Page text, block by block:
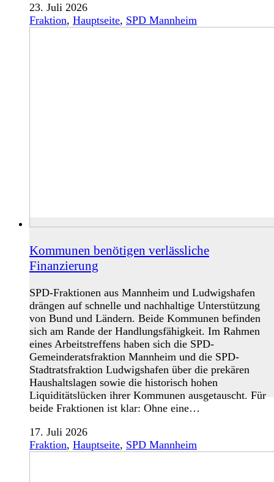
23. Juli 2026
Fraktion, Hauptseite, SPD Mannheim
Kommunen benötigen verlässliche
Finanzierung
SPD-Fraktionen aus Mannheim und Ludwigshafen
drängen auf schnelle und nachhaltige Unterstützung
von Bund und Ländern. Beide Kommunen befinden
sich am Rande der Handlungsfähigkeit. Im Rahmen
eines Arbeitstreffens haben sich die SPD-
Gemeinderatsfraktion Mannheim und die SPD-
Stadtratsfraktion Ludwigshafen über die prekären
Haushaltslagen sowie die historisch hohen
Liquiditätslücken ihrer Kommunen ausgetauscht. Für
beide Fraktionen ist klar: Ohne eine…
17. Juli 2026
Fraktion, Hauptseite, SPD Mannheim